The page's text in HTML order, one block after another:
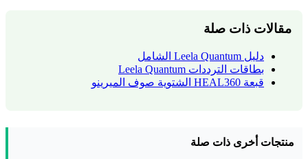
مقالات ذات صلة
دليل Leela Quantum الشامل
بطاقات الترددات Leela Quantum
قبعة HEAL360 الشتوية صوف الميرينو
منتجات أخرى ذات صلة